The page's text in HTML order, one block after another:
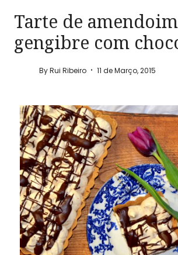
Tarte de
gengibre com
ByRui Ribeiro 11 de Março, 2015